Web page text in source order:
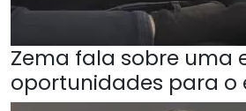
Zema fala sobre uma
oportunidades para o